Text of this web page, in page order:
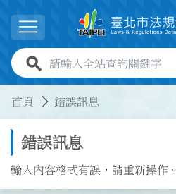
展開選單
全站查詢關鍵字欄位
首頁 錯誤訊息
錯誤訊息
輸入內容格式有誤，請重新操作。